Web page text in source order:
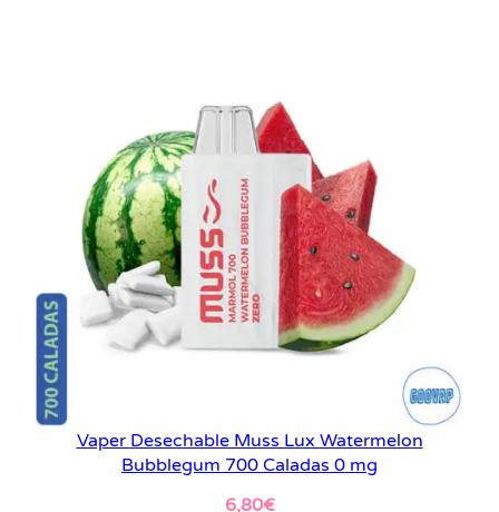
Vaper Desechable Muss Lux Watermelon
Bubblegum 700 Caladas 0 mg
6,80€